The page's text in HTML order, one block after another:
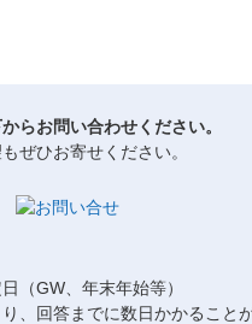
らお問い合わせください。
ぜひお寄せください。
（GW、年末年始等）
、回答までに数日かかること